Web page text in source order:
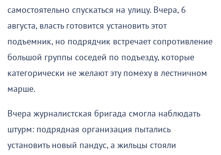
самостоятельно спускаться на улицу. Вчера, 6
августа, власть готовится установить этот
подъемник, но подрядчик встречает сопротивление
большой группы соседей по подъезду, которые
категорически не желают эту помеху в лестничном
марше.
Вчера журналистская бригада смогла наблюдать
штурм: подрядная организация пытались
установить новый пандус, а жильцы стояли